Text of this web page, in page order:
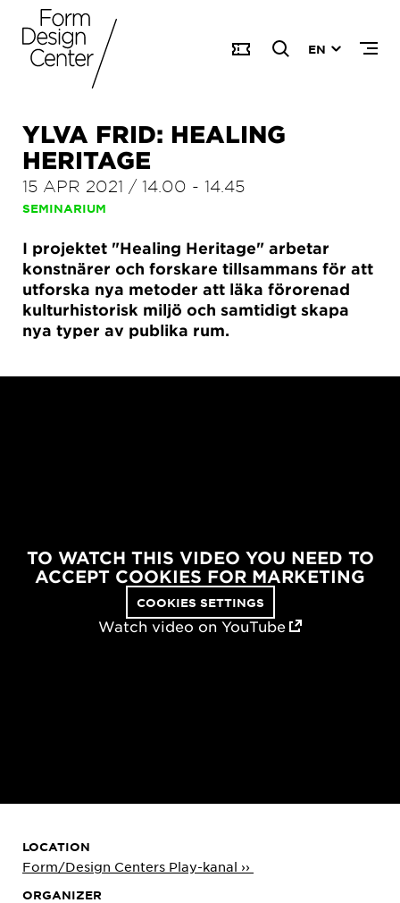
EN
YLVA FRID: HEALING
HERITAGE
15 APR 2021 / 14.00 - 14.45
SEMINARIUM
I projektet "Healing Heritage" arbetar
konstnärer och forskare tillsammans för att
utforska nya metoder att läka förorenad
kulturhistorisk miljö och samtidigt skapa
nya typer av publika rum.
TO WATCH THIS VIDEO YOU NEED TO
ACCEPT COOKIES FOR MARKETING
COOKIES SETTINGS
Watch video on YouTube
LOCATION
Form/Design Centers Play-kanal ››
ORGANIZER